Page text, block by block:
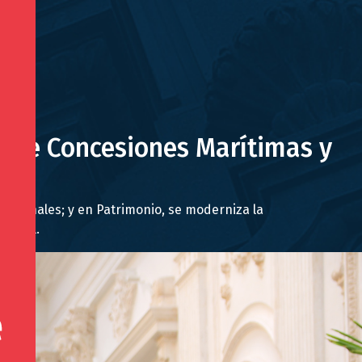
Concesiones Marítimas y
y en Patrimonio, se moderniza la